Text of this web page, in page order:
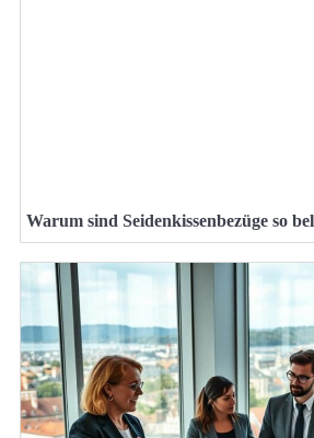
Warum sind Seidenkissenbezüge so